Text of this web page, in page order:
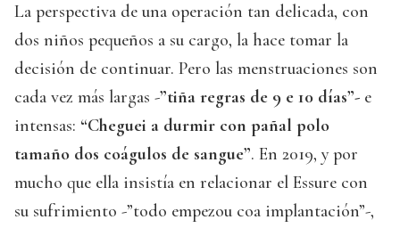
La perspectiva de una operación tan delicada, con
dos niños pequeños a su cargo, la hace tomar la
decisión de continuar. Pero las menstruaciones son
cada vez más largas -”tiña regras de 9 e 10 días”- e
intensas: “Cheguei a durmir con pañal polo
tamaño dos coágulos de sangue”. En 2019, y por
mucho que ella insistía en relacionar el Essure con
su sufrimiento -”todo empezou coa implantación”-,